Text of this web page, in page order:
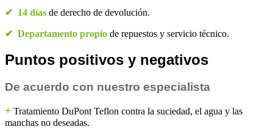
✔ 14 días de derecho de devolución.
✔ Departamento propio de repuestos y servicio técnico.
Puntos positivos y negativos
De acuerdo con nuestro especialista
+ Tratamiento DuPont Teflon contra la suciedad, el agua y las
manchas no deseadas.